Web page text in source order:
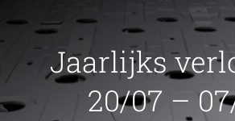
Plaatbewerking
Lasconstructie
Jaarlijks
20/07 –